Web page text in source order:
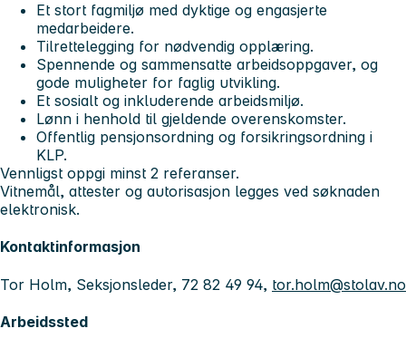
Et stort fagmiljø med dyktige og engasjerte
medarbeidere.
Tilrettelegging for nødvendig opplæring.
Spennende og sammensatte arbeidsoppgaver, og
gode muligheter for faglig utvikling.
Et sosialt og inkluderende arbeidsmiljø.
Lønn i henhold til gjeldende overenskomster.
Offentlig pensjonsordning og forsikringsordning i
KLP.
Vennligst oppgi minst 2 referanser.
Vitnemål, attester og autorisasjon legges ved søknaden
elektronisk.
Kontaktinformasjon
Tor Holm, Seksjonsleder, 72 82 49 94, tor.holm@stolav.no
Arbeidssted